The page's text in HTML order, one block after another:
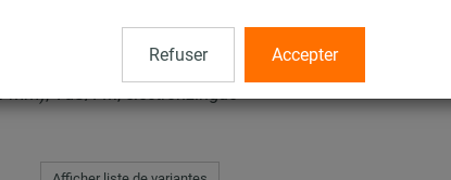
Refuser Accepter
mm), VdS/FM, électronzingué